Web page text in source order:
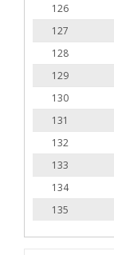
126
127
128
129
130
131
132
133
134
135